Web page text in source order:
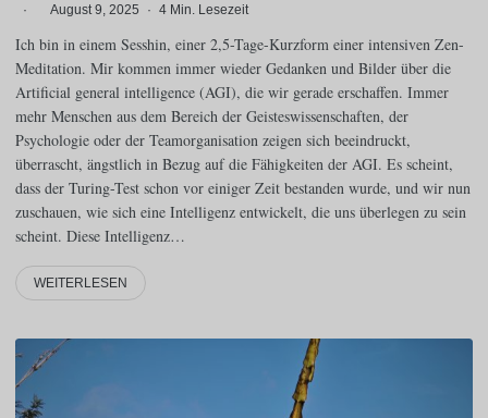
·
August 9, 2025 · 4 Min. Lesezeit
Ich bin in einem Sesshin, einer 2,5-Tage-Kurzform einer intensiven Zen-
Meditation. Mir kommen immer wieder Gedanken und Bilder über die
Artificial general intelligence (AGI), die wir gerade erschaffen. Immer
mehr Menschen aus dem Bereich der Geisteswissenschaften, der
Psychologie oder der Teamorganisation zeigen sich beeindruckt,
überrascht, ängstlich in Bezug auf die Fähigkeiten der AGI. Es scheint,
dass der Turing-Test schon vor einiger Zeit bestanden wurde, und wir nun
zuschauen, wie sich eine Intelligenz entwickelt, die uns überlegen zu sein
scheint. Diese Intelligenz…
WEITERLESEN